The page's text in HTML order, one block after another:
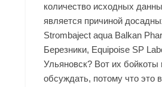
количество исходных
является причиной
Strombaject aqua Balkan
Березники, Equipoise SP
Ульяновск? Вот их
обсуждать, потому что это